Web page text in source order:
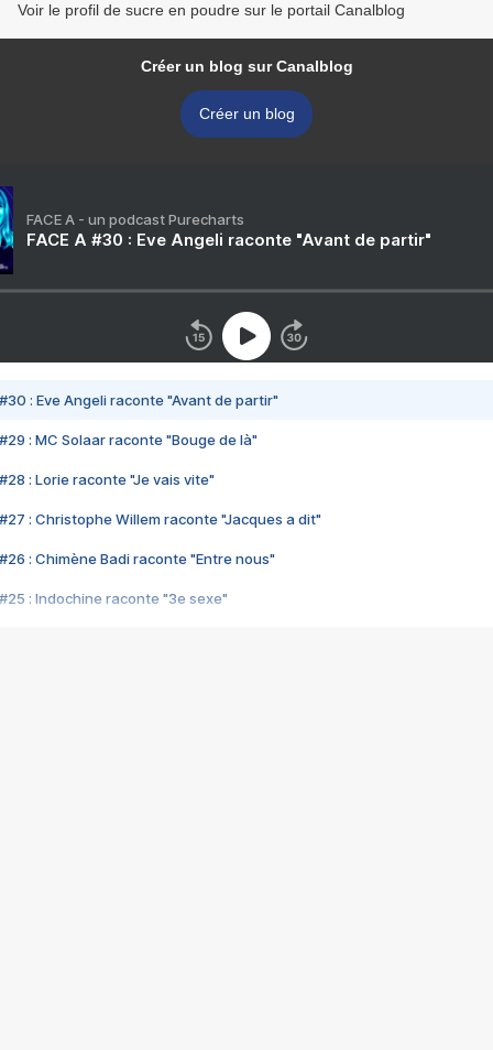
Voir le profil de sucre en poudre sur le portail Canalblog
Créer un blog sur Canalblog
Créer un blog
FACE A - un podcast Purecharts
FACE A #30 : Eve Angeli raconte "Avant de partir"
#30 : Eve Angeli raconte "Avant de partir"
#29 : MC Solaar raconte "Bouge de là"
#28 : Lorie raconte "Je vais vite"
#27 : Christophe Willem raconte "Jacques a dit"
#26 : Chimène Badi raconte "Entre nous"
#25 : Indochine raconte "3e sexe"